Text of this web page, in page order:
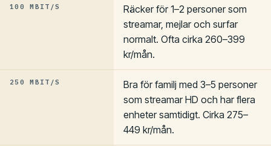
100 MBIT/S
Räcker för 1–2 personer som
streamar, mejlar och surfar
normalt. Ofta cirka 260–399
kr/mån.
250 MBIT/S
Bra för familj med 3–5 personer
som streamar HD och har flera
enheter samtidigt. Cirka 275–
449 kr/mån.